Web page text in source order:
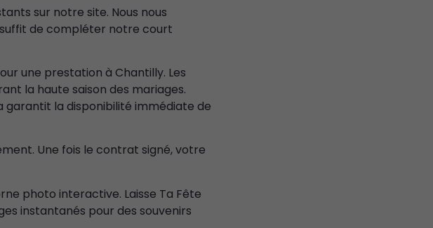
sur notre site. Nous nous
de compléter notre court
une prestation à Chantilly. Les
la haute saison des mariages.
garantit la disponibilité immédiate de
Une fois le contrat signé, votre
photo interactive. Laisse Ta Fête
instantanés pour des souvenirs
dont
que notre
lors
ces